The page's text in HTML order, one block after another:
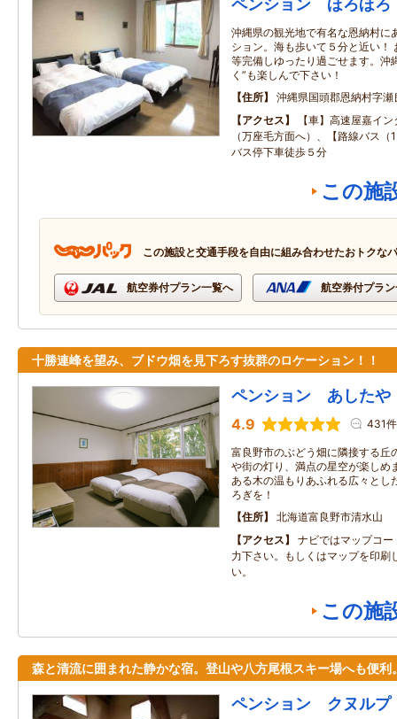
ペンション ほろほろ
沖縄県の観光地で有名な恩納村に
ション。海も歩いて５分と近い！
等完備しゆったり過ごせます。沖
く”も楽しんで下さい！
住所
沖縄県国頭郡恩納村字
アクセス
【車】高速屋嘉イ
（万座毛方面へ）、【路線バス
バス停下車徒歩５分
この施
この施設と交通手段を自由に組み合わせたおトクな
航空券付プラン一覧へ 航空券付プラ
十勝連峰を望み、ブドウ畑を見下ろす抜群のロケーション！！
ペンション あしたや
4.9 431件
富良野市のぶどう畑に隣接する丘
や街の灯り、満点の星空が楽しめ
ある木の温もりあふれる広々とし
ろぎを！
住所
北海道富良野市清水山
アクセス
ナビではマップコ
力下さい。もしくはマップを印刷
い。
この施
森と清流に囲まれた静かな宿。登山や八方尾根スキー場へも便利
ペンション クヌルプ